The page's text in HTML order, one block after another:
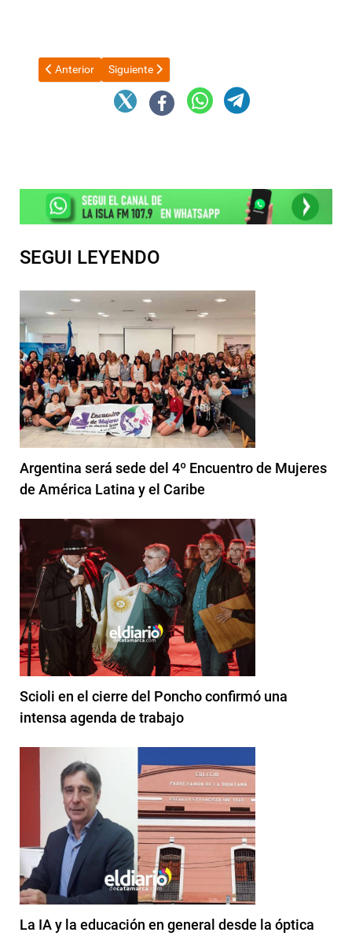
Artículo anterior: León XIV le confirmó a Milei que visitará
Anterior Artículo siguiente: La CGT le exigió al Gobierno
Siguiente
SEGUI LEYENDO
Argentina será sede del 4º Encuentro de Mujeres
de América Latina y el Caribe
Scioli en el cierre del Poncho confirmó una
intensa agenda de trabajo
La IA y la educación en general desde la óptica